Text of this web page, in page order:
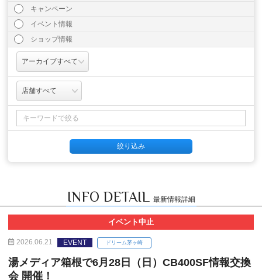
キャンペーン
イベント情報
ショップ情報
INFO DETAIL 最新情報詳細
イベント中止
2026.06.21 EVENT ドリーム茅ヶ崎
湯メディア箱根で6月28日（日）CB400SF情報交換
会 開催！